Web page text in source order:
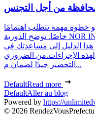
من أجل التجنس
خطوة مهمة تتطلب اهتمامًا
خاصًا. توضح الدورية NOR INTK2513256J بتاريخ 2 مايو 2025
هذا الدليل إلى مساعدتك في
الإجراءات.من الضروري
التحضير جيدًا لضمان م...
DefaultRead more
DefaultAller au blog
Powered by https://
© 2026